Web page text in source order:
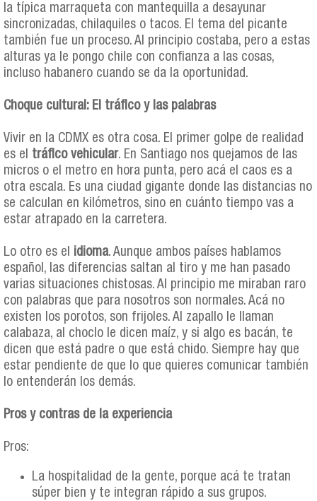
la típica marraqueta con mantequilla a desayunar
sincronizadas, chilaquiles o tacos. El tema del picante
también fue un proceso. Al principio costaba, pero a estas
alturas ya le pongo chile con confianza a las cosas,
incluso habanero cuando se da la oportunidad.
Choque cultural: El tráfico y las palabras
Vivir en la CDMX es otra cosa. El primer golpe de realidad
es el tráfico vehicular. En Santiago nos quejamos de las
micros o el metro en hora punta, pero acá el caos es a
otra escala. Es una ciudad gigante donde las distancias no
se calculan en kilómetros, sino en cuánto tiempo vas a
estar atrapado en la carretera.
Lo otro es el idioma. Aunque ambos países hablamos
español, las diferencias saltan al tiro y me han pasado
varias situaciones chistosas. Al principio me miraban raro
con palabras que para nosotros son normales. Acá no
existen los porotos, son frijoles. Al zapallo le llaman
calabaza, al choclo le dicen maíz, y si algo es bacán, te
dicen que está padre o que está chido. Siempre hay que
estar pendiente de que lo que quieres comunicar también
lo entenderán los demás.
Pros y contras de la experiencia
Pros:
La hospitalidad de la gente, porque acá te tratan
súper bien y te integran rápido a sus grupos.